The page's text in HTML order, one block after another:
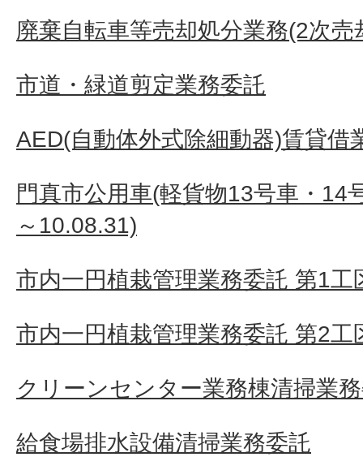
廃棄自転車等売却処分業務(2次売
市道・緑道剪定業務委託
AED(自動体外式除細動器)賃貸借
門真市公用車(軽貨物13号車・14
～10.08.31)
市内一円植栽管理業務委託 第1工
市内一円植栽管理業務委託 第2工
クリーンセンター業務棟清掃業
給食場排水設備清掃業務委託